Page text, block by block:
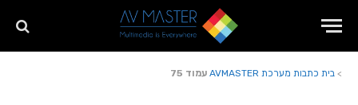
> בית כתבות מערכת AVMASTER עמוד 75